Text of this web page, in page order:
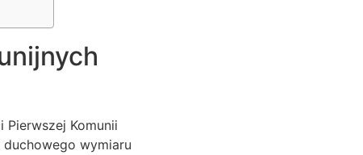
Komunii
wymiaru